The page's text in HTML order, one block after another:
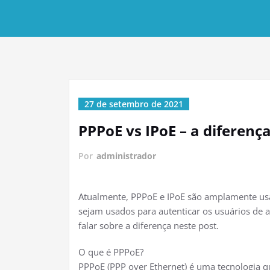
27 de setembro de 2021
PPPoE vs IPoE – a
Por administrador
Atualmente, PPPoE e IPoE são amplamente
sejam usados ​​para autenticar os usuários de
falar sobre a diferença neste post.
O que é PPPoE?
PPPoE (PPP over Ethernet) é uma tecnologia